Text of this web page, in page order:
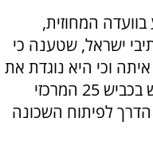
המחוזית,
ישראל, שטענה כי
וכי היא נוגדת את
מדיניות התכנון לגבי אופן השימוש בכביש 25 המרכזי
הדרך לפיתוח השכונה